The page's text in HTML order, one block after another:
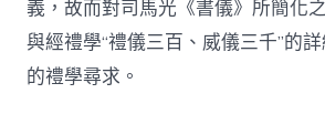
義，故而對司馬光《書儀》所簡化
與經禮學“禮儀三百、威儀三千”的
的禮學尋求。